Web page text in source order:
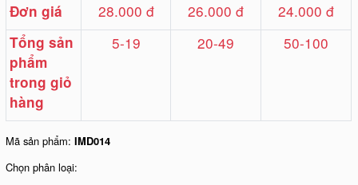
Đơn giá 28.000 đ 26.000 đ 24.000 đ
Tổng sản
phẩm
trong giỏ
hàng
5-19 20-49 50-100
Mã sản phẩm:IMD014
Chọn phân loại: